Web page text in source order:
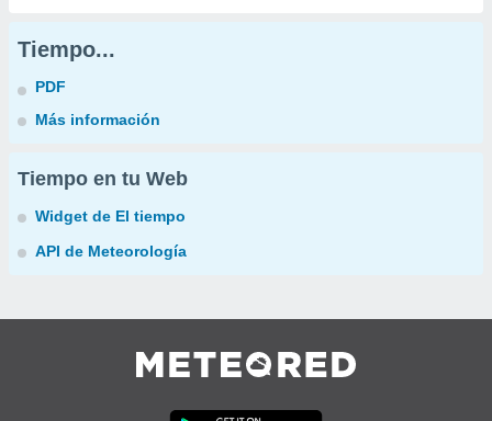
Tiempo...
PDF
Más información
Tiempo en tu Web
Widget de El tiempo
API de Meteorología